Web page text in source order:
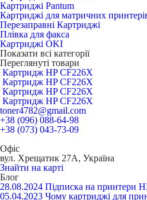
Картриджі Pantum
Картриджі для матричних
Перезаправні Картриджі
Плівка для факса
Картриджі OKI
Показати всі категорії
Переглянуті товари
Картридж HP CF226X
Картридж HP CF226X
Картридж HP CF226X
Картридж HP CF226X
toner4782@gmail.com
+38 (096) 088-64-98
+38 (073) 043-73-09
Офіс
вул. Хрещатик 27А, Україна
Знайти на карті
Блог
28.08.2024 Підписка на принтери
05.04.2023 Чому картриджі для